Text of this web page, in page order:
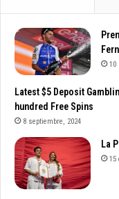
10
Latest $5 Deposit
hundred Free Spins
8 septiembre, 2024
La
15